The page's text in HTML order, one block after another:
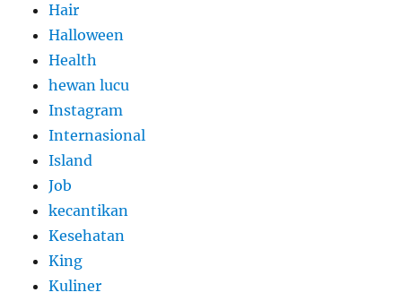
Hair
Halloween
Health
hewan lucu
Instagram
Internasional
Island
Job
kecantikan
Kesehatan
King
Kuliner